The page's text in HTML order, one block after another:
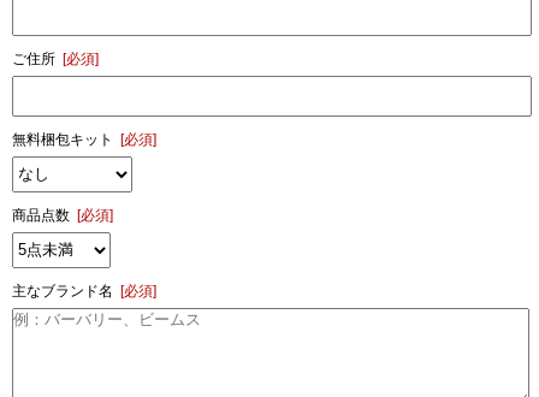
ご住所 [必須]
無料梱包キット [必須]
商品点数 [必須]
主なブランド名 [必須]